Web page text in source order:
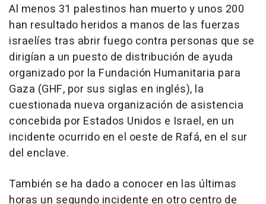
Al menos 31 palestinos han muerto y unos 200
han resultado heridos a manos de las fuerzas
israelíes tras abrir fuego contra personas que se
dirigían a un puesto de distribución de ayuda
organizado por la Fundación Humanitaria para
Gaza (GHF, por sus siglas en inglés), la
cuestionada nueva organización de asistencia
concebida por Estados Unidos e Israel, en un
incidente ocurrido en el oeste de Rafá, en el sur
del enclave.
También se ha dado a conocer en las últimas
horas un segundo incidente en otro centro de